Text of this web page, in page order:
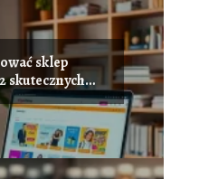
sklep
skutecznych